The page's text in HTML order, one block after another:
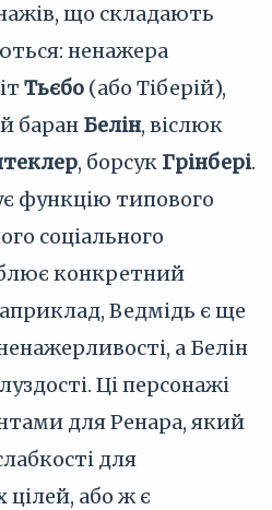
що складають
ненажера
Тьєбо (або Тіберій),
баран Белін, віслюк
, борсук Грінбері.
функцію типового
соціального
конкретний
Ведмідь є ще
а Белін
Ці персонажі
для Ренара, який
для
цілей, або ж є